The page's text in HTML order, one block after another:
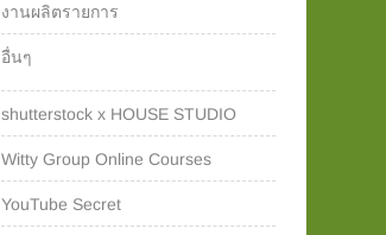
งานผลิตรายการ
อื่นๆ
shutterstock x HOUSE STUDIO
Witty Group Online Courses‎
YouTube Secret